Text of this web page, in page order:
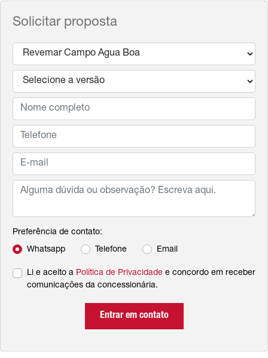
Solicitar proposta
Preferência de contato:
Whatsapp Telefone Email
Li e aceito a Política de Privacidade e concordo em receber
comunicações da concessionária.
Entrar em contato